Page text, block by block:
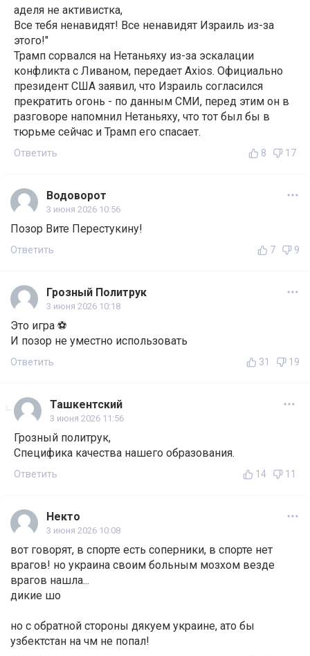
аделя не активистка,
Все тебя ненавидят! Все ненавидят Израиль из-за
этого!"
Трамп сорвался на Нетаньяху из-за эскалации
конфликта с Ливаном, передает Axios. Официально
президент США заявил, что Израиль согласился
прекратить огонь - по данным СМИ, перед этим он в
разговоре напомнил Нетаньяху, что тот был бы в
тюрьме сейчас и Трамп его спасает.
Ответить 8 17
Водоворот
3 июня 2026 10:56
Позор Вите Перестукину!
Ответить 7 9
Грозный Политрук
3 июня 2026 10:18
Это игра ⚽
И позор не уместно использовать
Ответить 31 19
Ташкентский
3 июня 2026 11:56
Грозный политрук,
Специфика качества нашего образования.
Ответить 14 11
Некто
3 июня 2026 10:08
вот говорят, в спорте есть соперники, в спорте нет
врагов! но украина своим больным мозхом везде
врагов нашла...
дикие шо
но с обратной стороны дякуем украине, ато бы
узбектстан на чм не попал!